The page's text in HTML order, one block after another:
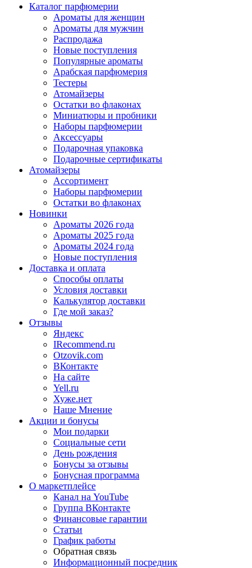
Каталог парфюмерии
Ароматы для женщин
Ароматы для мужчин
Распродажа
Новые поступления
Популярные ароматы
Арабская парфюмерия
Тестеры
Атомайзеры
Остатки во флаконах
Миниатюры и пробники
Наборы парфюмерии
Аксессуары
Подарочная упаковка
Подарочные сертификаты
Атомайзеры
Ассортимент
Наборы парфюмерии
Остатки во флаконах
Новинки
Ароматы 2026 года
Ароматы 2025 года
Ароматы 2024 года
Новые поступления
Доставка и оплата
Способы оплаты
Условия доставки
Калькулятор доставки
Где мой заказ?
Отзывы
Яндекс
IRecommend.ru
Otzovik.com
ВКонтакте
На сайте
Yell.ru
Хуже.нет
Наше Мнение
Акции и бонусы
Мои подарки
Социальные сети
День рождения
Бонусы за отзывы
Бонусная программа
О маркетплейсе
Канал на YouTube
Группа ВКонтакте
Финансовые гарантии
Статьи
График работы
Обратная связь
Информационный посредник